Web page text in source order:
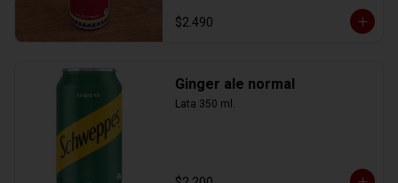
$2.490
Ginger ale normal
Lata 350 ml.